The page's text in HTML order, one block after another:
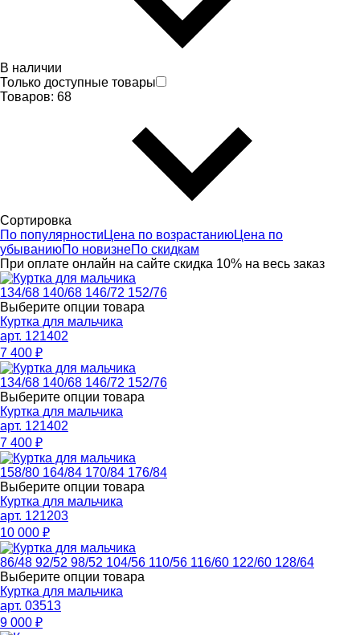
В наличии
Только доступные товары
Товаров: 68
Сортировка
По популярности Цена по возрастаниюЦена по
убываниюПо новизнеПо скидкам
При оплате онлайн на сайте скидка 10% на весь заказ
134/68 140/68 146/72 152/76
Выберите опции товара
Куртка для мальчика
арт. 121402
7 400 ₽
134/68 140/68 146/72 152/76
Выберите опции товара
Куртка для мальчика
арт. 121402
7 400 ₽
158/80 164/84 170/84 176/84
Выберите опции товара
Куртка для мальчика
арт. 121203
10 000 ₽
86/48 92/52 98/52 104/56 110/56 116/60 122/60 128/64
Выберите опции товара
Куртка для мальчика
арт. 03513
9 000 ₽